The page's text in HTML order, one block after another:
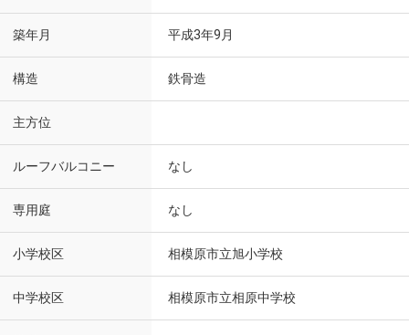
築年月 平成3年9月
構造 鉄骨造
主方位
ルーフバルコニー なし
専用庭 なし
小学校区 相模原市立旭小学校
中学校区 相模原市立相原中学校